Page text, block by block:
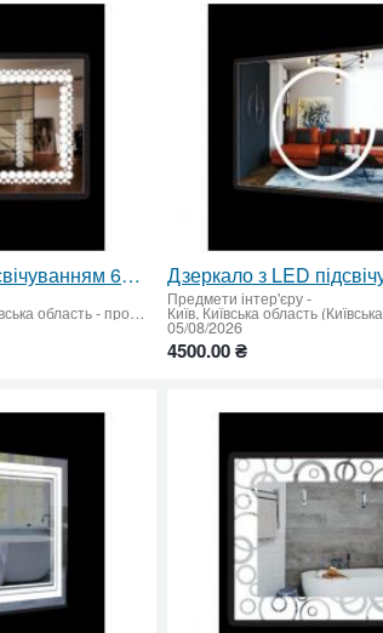
Дзеркало з LED підсвічуванням 600 х 900 мм.
Київ, Київська область (Київська область - продати купити)
Предмети інтер'єру-
05/08/2026
4500.00 ₴